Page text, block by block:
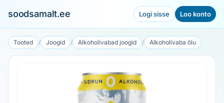
soodsamalt.ee Logi sisse Loo konto
Tooted / Joogid / Alkoholivabad joogid / Alkoholivaba õlu